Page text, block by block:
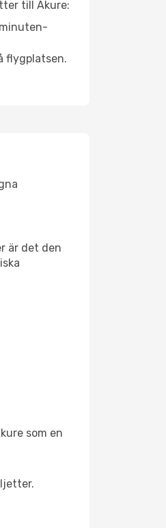
till Akure:
flygplatsen.
är det den
som en